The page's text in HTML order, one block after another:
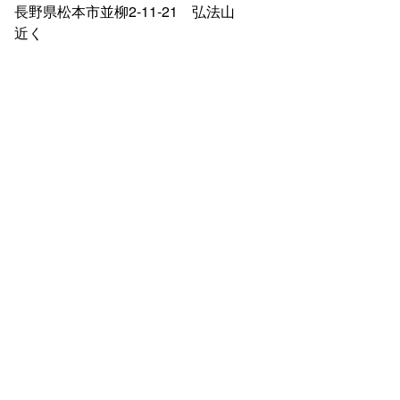
長野県松本市並柳2-11-21 弘法山
近く